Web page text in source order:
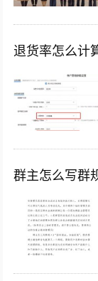
退货率怎么计
群主怎么写群